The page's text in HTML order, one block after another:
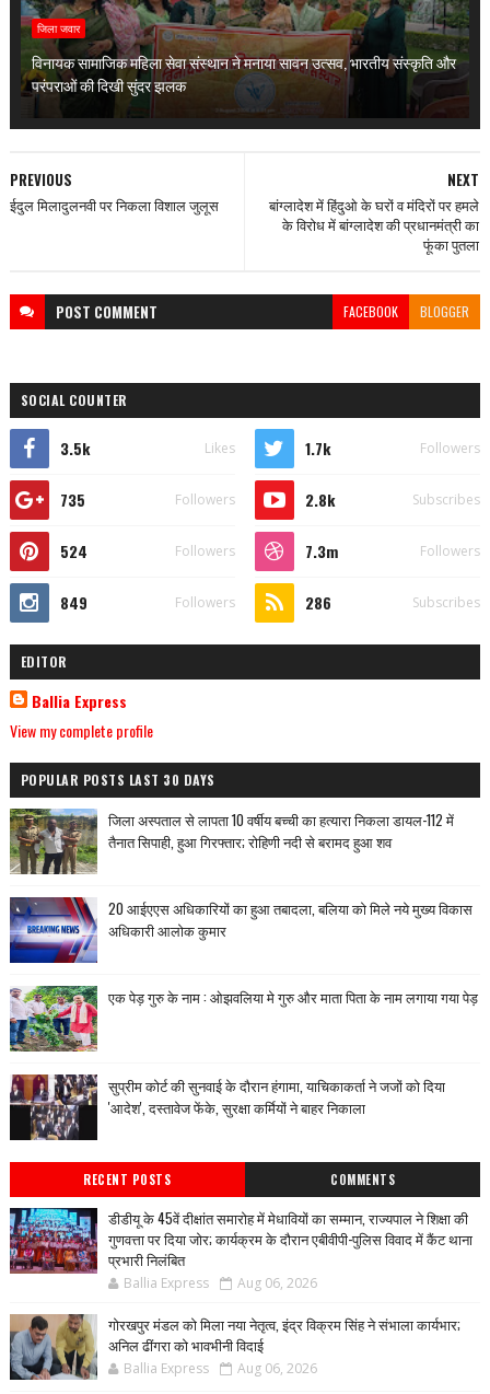
जिला जवार
विनायक सामाजिक महिला सेवा संस्थान ने मनाया सावन उत्सव, भारतीय संस्कृति और
परंपराओं की दिखी सुंदर झलक
NEXT
बांग्लादेश में हिंदुओ के घरों व मंदिरों पर हमले
के विरोध में बांग्लादेश की प्रधानमंत्री का
फूंका पुतला
PREVIOUS
ईदुल मिलादुलनवी पर निकला विशाल जुलूस
POST COMMENT FACEBOOK BLOGGER
SOCIAL COUNTER
3.5k Likes 1.7k Followers
735 Followers 2.8k Subscribes
524 Followers 7.3m Followers
849 Followers 286 Subscribes
EDITOR
Ballia Express
View my complete profile
POPULAR POSTS LAST 30 DAYS
जिला अस्पताल से लापता 10 वर्षीय बच्ची का हत्यारा निकला डायल-112 में
तैनात सिपाही, हुआ गिरफ्तार; रोहिणी नदी से बरामद हुआ शव
20 आईएएस अधिकारियों का हुआ तबादला, बलिया को मिले नये मुख्य विकास
अधिकारी आलोक कुमार
एक पेड़ गुरु के नाम : ओझवलिया मे गुरु और माता पिता के नाम लगाया गया पेड़
सुप्रीम कोर्ट की सुनवाई के दौरान हंगामा, याचिकाकर्ता ने जजों को दिया
'आदेश', दस्तावेज फेंके, सुरक्षा कर्मियों ने बाहर निकाला
RECENT POSTS COMMENTS
डीडीयू के 45वें दीक्षांत समारोह में मेधावियों का सम्मान, राज्यपाल ने शिक्षा की
गुणवत्ता पर दिया जोर; कार्यक्रम के दौरान एबीवीपी-पुलिस विवाद में कैंट थाना
प्रभारी निलंबित
Ballia Express Aug 06, 2026
गोरखपुर मंडल को मिला नया नेतृत्व, इंद्र विक्रम सिंह ने संभाला कार्यभार;
अनिल ढींगरा को भावभीनी विदाई
Ballia Express Aug 06, 2026